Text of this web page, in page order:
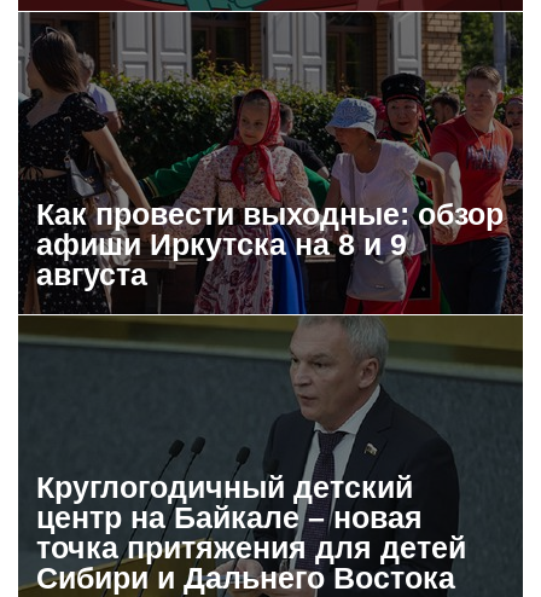
Как провести выходные: обзор
афиши Иркутска на 8 и 9
августа
Круглогодичный детский
центр на Байкале – новая
точка притяжения для детей
Сибири и Дальнего Востока